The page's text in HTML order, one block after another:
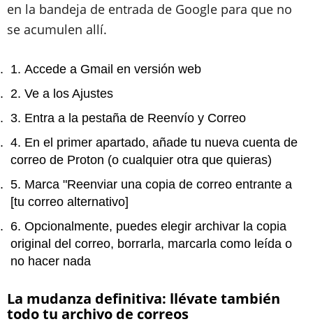
en la bandeja de entrada de Google para que no
se acumulen allí.
Accede a Gmail en versión web
Ve a los Ajustes
Entra a la pestaña de Reenvío y Correo
En el primer apartado, añade tu nueva cuenta de
correo de Proton (o cualquier otra que quieras)
Marca "Reenviar una copia de correo entrante a
[tu correo alternativo]
Opcionalmente, puedes elegir archivar la copia
original del correo, borrarla, marcarla como leída o
no hacer nada
La mudanza definitiva: llévate también
todo tu archivo de correos